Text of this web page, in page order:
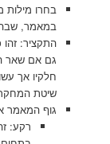
בחרו מילות
במאמר,
התקציר:
גם אם שאר
חלקיו אך
שיטת
גוף המאמר
רקע: